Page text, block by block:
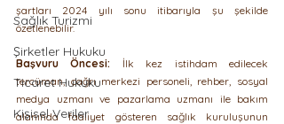
Sağlık Turizmi
Şirketler Hukuku
Ticaret Hukuku
Kişisel Veriler
şartları 2024 yılı sonu itibarıyla şu şekilde
özetlenebilir.
Başvuru Öncesi: İlk kez istihdam edilecek
tercüman, çağrı merkezi personeli, rehber, sosyal
medya uzmanı ve pazarlama uzmanı ile bakım
alanında faaliyet gösteren sağlık kuruluşunun